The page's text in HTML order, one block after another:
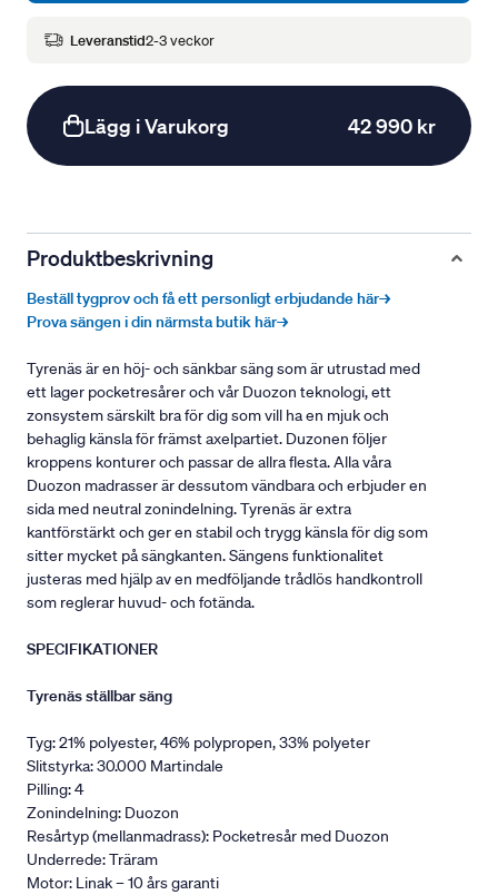
Leveranstid2-3 veckor
Lägg i Varukorg 42 990 kr
Produktbeskrivning
Beställ tygprov och få ett personligt erbjudande här→
Prova sängen i din närmsta butik här→
Tyrenäs är en höj- och sänkbar säng som är utrustad med
ett lager pocketresårer och vår Duozon teknologi, ett
zonsystem särskilt bra för dig som vill ha en mjuk och
behaglig känsla för främst axelpartiet. Duzonen följer
kroppens konturer och passar de allra flesta. Alla våra
Duozon madrasser är dessutom vändbara och erbjuder en
sida med neutral zonindelning. Tyrenäs är extra
kantförstärkt och ger en stabil och trygg känsla för dig som
sitter mycket på sängkanten. Sängens funktionalitet
justeras med hjälp av en medföljande trådlös handkontroll
som reglerar huvud- och fotända.
SPECIFIKATIONER
Tyrenäs ställbar säng
Tyg: 21% polyester, 46% polypropen, 33% polyeter
Slitstyrka: 30.000 Martindale
Pilling: 4
Zonindelning: Duozon
Resårtyp (mellanmadrass): Pocketresår med Duozon
Underrede: Träram
Motor: Linak – 10 års garanti